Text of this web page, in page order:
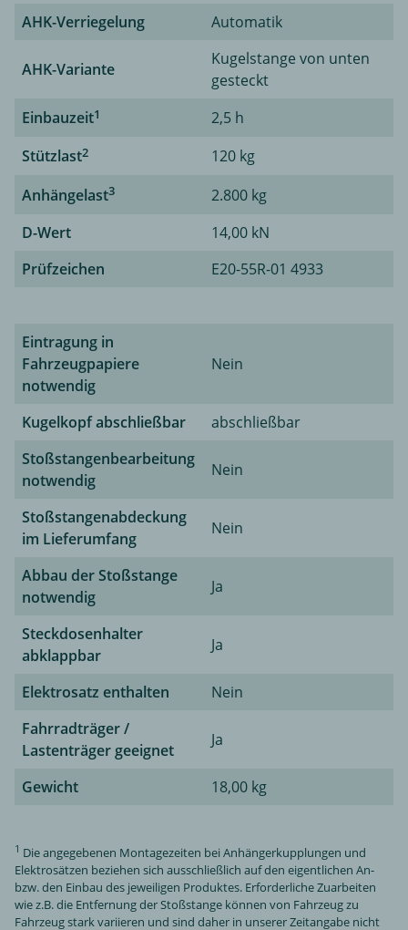
AHK-Verriegelung
Automatik
AHK-Variante
Kugelstange von unten
gesteckt
Einbauzeit1
2,5 h
Stützlast2
120 kg
Anhängelast3
2.800 kg
D-Wert
14,00 kN
Prüfzeichen
E20-55R-01 4933
Eintragung in
Fahrzeugpapiere
notwendig
Nein
Kugelkopf abschließbar
abschließbar
Stoßstangenbearbeitung
notwendig
Nein
Stoßstangenabdeckung
im Lieferumfang
Nein
Abbau der Stoßstange
notwendig
Ja
Steckdosenhalter
abklappbar
Ja
Elektrosatz enthalten
Nein
Fahrradträger /
Lastenträger geeignet
Ja
Gewicht 18,00 kg
1 Die angegebenen Montagezeiten bei Anhängerkupplungen und
Elektrosätzen beziehen sich ausschließlich auf den eigentlichen An-
bzw. den Einbau des jeweiligen Produktes. Erforderliche Zuarbeiten
wie z.B. die Entfernung der Stoßstange können von Fahrzeug zu
Fahrzeug stark variieren und sind daher in unserer Zeitangabe nicht